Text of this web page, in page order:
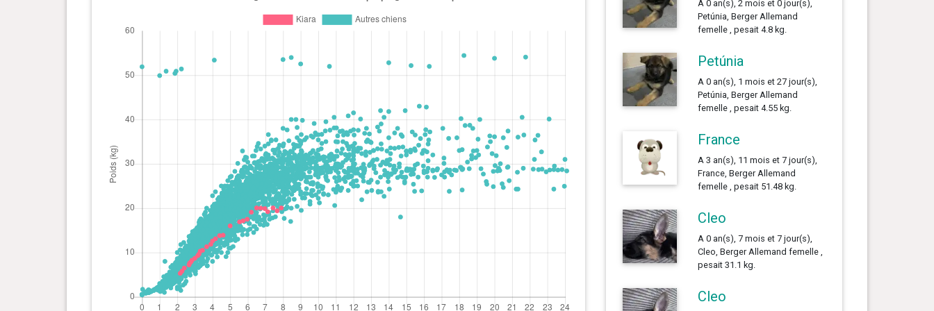
0 an(s), 3 mois et 9 jour(s)
0 an(s), 3 mois et 7 jour(s)
0 an(s), 3 mois et 0 jour(s) 8.7 kg
0 an(s), 2 mois et 25 jour(s) 8.25 kg
0 an(s), 2 mois et 23 jour(s) 7.85 kg
0 an(s), 2 mois et 21 jour(s)
0 an(s), 2 mois et 20 jour(s) 7.2 kg
A 0 an(s), 2 mois et 0 jour(s),
Petúnia, Berger Allemand
femelle , pesait 4.8 kg.
Petúnia
A 0 an(s), 1 mois et 27 jour(s),
Petúnia, Berger Allemand
femelle , pesait 4.55 kg.
France
A 3 an(s), 11 mois et 7 jour(s),
France, Berger Allemand
femelle , pesait 51.48 kg.
Cleo
A 0 an(s), 7 mois et 7 jour(s),
Cleo, Berger Allemand femelle ,
pesait 31.1 kg.
Cleo